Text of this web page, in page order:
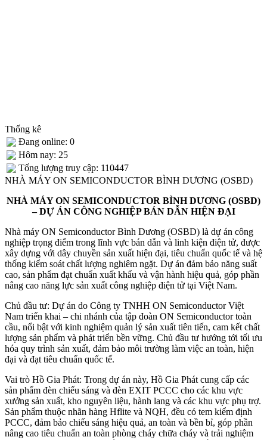
Thống kê
Đang online: 0
Hôm nay: 25
Tống lượng truy cập: 110447
NHÀ MÁY ON SEMICONDUCTOR BÌNH DƯƠNG (OSBD)
NHÀ MÁY ON SEMICONDUCTOR BÌNH DƯƠNG (OSBD)
– DỰ ÁN CÔNG NGHIỆP BÁN DẪN HIỆN ĐẠI
Nhà máy ON Semiconductor Bình Dương (OSBD) là dự án công
nghiệp trọng điểm trong lĩnh vực bán dẫn và linh kiện điện tử, được
xây dựng với dây chuyền sản xuất hiện đại, tiêu chuẩn quốc tế và hệ
thống kiểm soát chất lượng nghiêm ngặt. Dự án đảm bảo năng suất
cao, sản phẩm đạt chuẩn xuất khẩu và vận hành hiệu quả, góp phần
nâng cao năng lực sản xuất công nghiệp điện tử tại Việt Nam.
Chủ đầu tư: Dự án do Công ty TNHH ON Semiconductor Việt
Nam triển khai – chi nhánh của tập đoàn ON Semiconductor toàn
cầu, nổi bật với kinh nghiệm quản lý sản xuất tiên tiến, cam kết chất
lượng sản phẩm và phát triển bền vững. Chủ đầu tư hướng tới tối ưu
hóa quy trình sản xuất, đảm bảo môi trường làm việc an toàn, hiện
đại và đạt tiêu chuẩn quốc tế.
Vai trò Hồ Gia Phát: Trong dự án này, Hồ Gia Phát cung cấp các
sản phẩm đèn chiếu sáng và đèn EXIT PCCC cho các khu vực
xưởng sản xuất, kho nguyên liệu, hành lang và các khu vực phụ trợ.
Sản phẩm thuộc nhãn hàng Hflite và NQH, đều có tem kiểm định
PCCC, đảm bảo chiếu sáng hiệu quả, an toàn và bền bỉ, góp phần
nâng cao tiêu chuẩn an toàn phòng cháy chữa cháy và trải nghiệm